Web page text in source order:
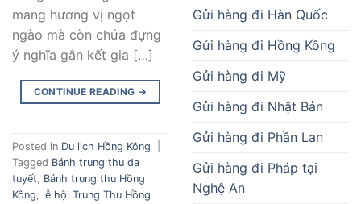
mang hương vị ngọt
ngào mà còn chứa đựng
ý nghĩa gắn kết gia […]
CONTINUE READING →
Posted in Du lịch Hồng Kông
Tagged Bánh trung thu da
tuyết, Bánh trung thu Hồng
Kông, lễ hội Trung Thu Hồng
Gửi hàng đi Hàn Quốc
Gửi hàng đi Hồng Kồng
Gửi hàng đi Mỹ
Gửi hàng đi Nhật Bản
Gửi hàng đi Phần Lan
Gửi hàng đi Pháp tại
Nghệ An